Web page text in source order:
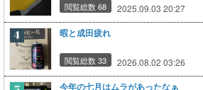
閲覧総数 68 2025.09.03 20:27
暇と成田疲れ
閲覧総数 33 2026.08.02 03:26
今年の七月はムラがあったなぁ